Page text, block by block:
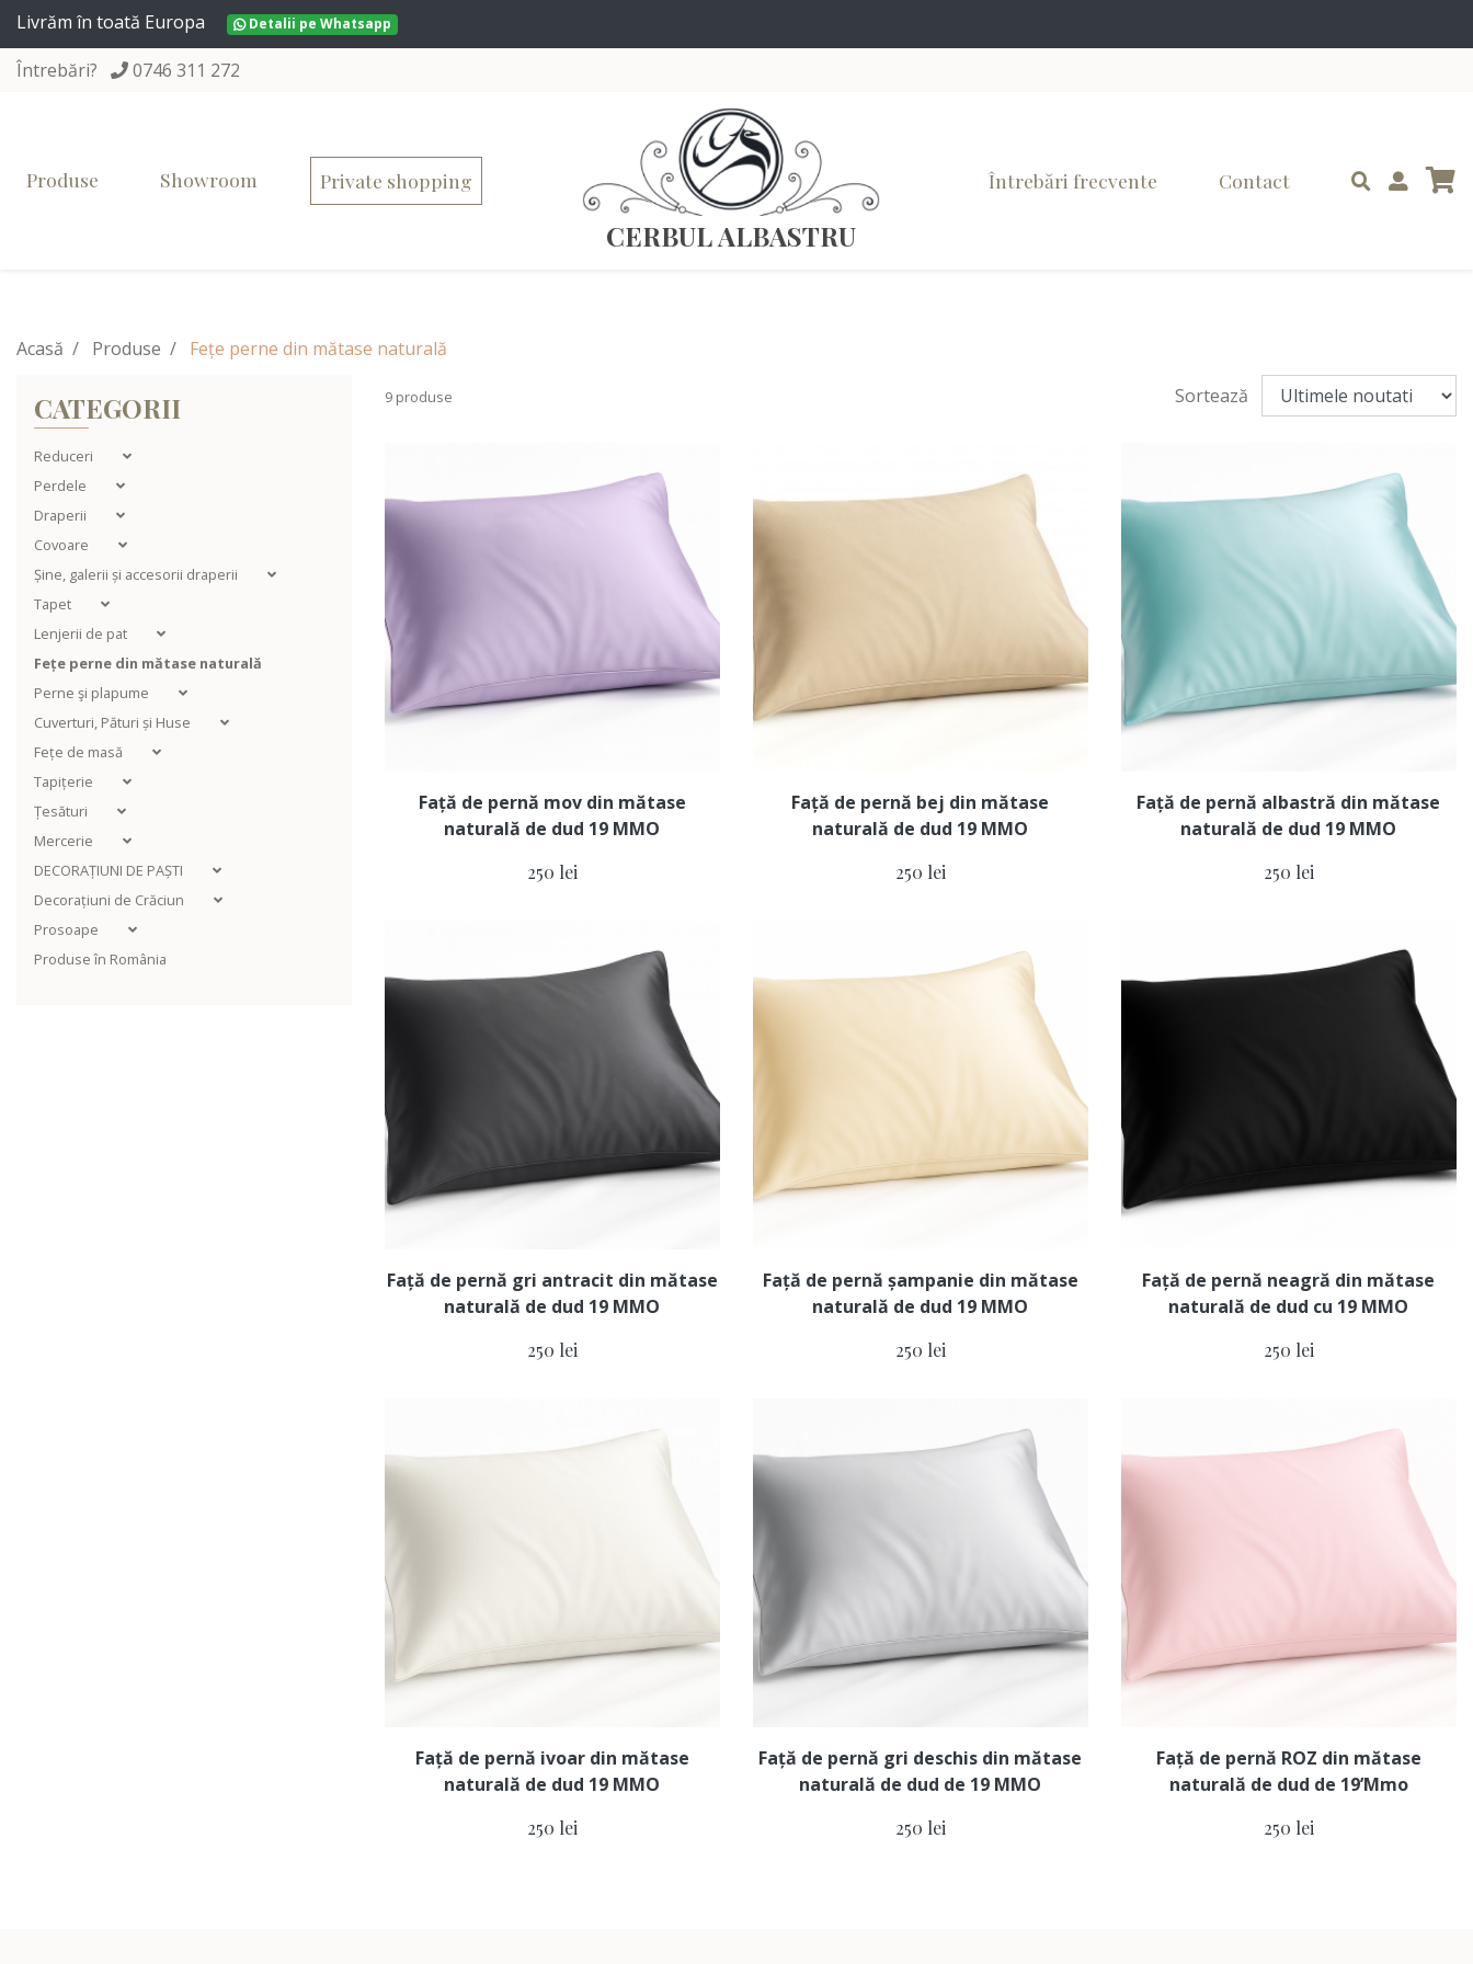
Livrăm în toată Europa Detalii pe Whatsapp
Întrebări? 0746 311 272
Produse Showroom Private shopping
CERBUL ALBASTRU
Întrebări frecvente Contact
Acasă Produse Fețe perne din mătase naturală
CATEGORII
Reduceri
Perdele
Draperii
Covoare
Șine, galerii și accesorii draperii
Tapet
Lenjerii de pat
Fețe perne din mătase naturală
Perne şi plapume
Cuverturi, Pături și Huse
Fețe de masă
Tapițerie
Țesături
Mercerie
DECORAȚIUNI DE PAȘTI
Decorațiuni de Crăciun
Prosoape
Produse în România
9 produse Sortează
Față de pernă mov din mătase
naturală de dud 19 MMO
250 lei
Față de pernă bej din mătase
naturală de dud 19 MMO
250 lei
Față de pernă albastră din mătase
naturală de dud 19 MMO
250 lei
Față de pernă gri antracit din mătase
naturală de dud 19 MMO
250 lei
Față de pernă șampanie din mătase
naturală de dud 19 MMO
250 lei
Față de pernă neagră din mătase
naturală de dud cu 19 MMO
250 lei
Față de pernă ivoar din mătase
naturală de dud 19 MMO
250 lei
Față de pernă gri deschis din mătase
naturală de dud de 19 MMO
250 lei
Față de pernă ROZ din mătase
naturală de dud de 19’Mmo
250 lei